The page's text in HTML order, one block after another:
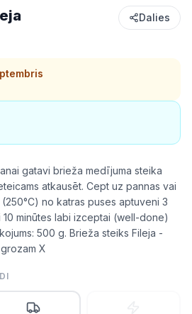
Dalies
gatavi brieža medījuma steika
atkausēt. Cept uz pannas vai
no katras puses aptuveni 3
minūtes labi izceptai (well-done)
500 g. Brieža steiks Fileja -
X